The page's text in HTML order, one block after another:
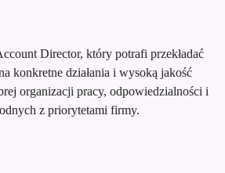
Director, który potrafi przekładać
konkretne działania i wysoką jakość
organizacji pracy, odpowiedzialności i
z priorytetami firmy.